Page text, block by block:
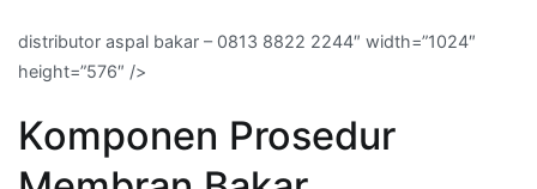
distributor aspal bakar – 0813 8822 2244″ width=”1024″
height=”576″ />
Komponen Prosedur